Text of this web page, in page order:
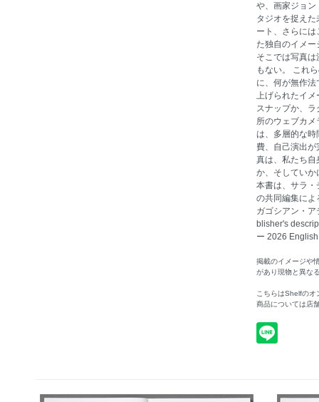
や、画家ジョン
タジオを捉え
ート、さらに
た独自のイメ
そこでは写真
もない。 これ
に、何が無作
上げられたイメ
スナップか、
所のウェブカ
は、多層的な時
費、自己演出
真は、私たち
か、そしてい
本書は、サラ・
の共同編集に
ガゴシアン・
blisher's
ー 2026 English
掲載のイメージや
があり現物と異な
こちらはShelfのオ
商品については店